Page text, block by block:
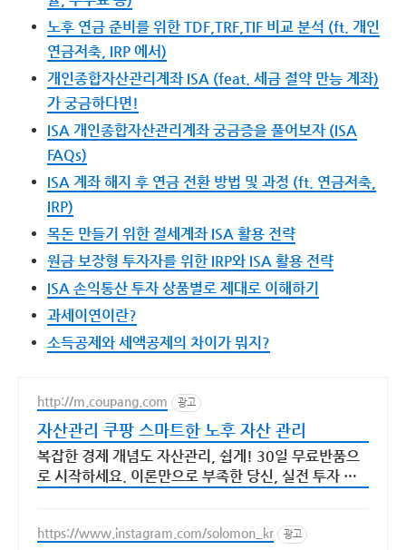
노후 연금 준비를 위한 TDF,TRF,TIF 비교 분석 (ft. 개인
연금저축, IRP 에서)
개인종합자산관리계좌 ISA (feat. 세금 절약 만능 계좌)
가 궁금하다면!
ISA 개인종합자산관리계좌 궁금증을 풀어보자 (ISA
FAQs)
ISA 계좌 해지 후 연금 전환 방법 및 과정 (ft. 연금저축,
IRP)
목돈 만들기 위한 절세계좌 ISA 활용 전략
원금 보장형 투자자를 위한 IRP와 ISA 활용 전략
ISA 손익통산 투자 상품별로 제대로 이해하기
과세이연이란?
소득공제와 세액공제의 차이가 뭐지?
http://m.coupang.com 광고
자산관리 쿠팡 스마트한 노후 자산 관리
복잡한 경제 개념도 자산관리, 쉽게! 30일 무료반품으
로 시작하세요. 이론만으로 부족한 당신, 실전 투자 전
https://www.instagram.com/solomon_kr 광고